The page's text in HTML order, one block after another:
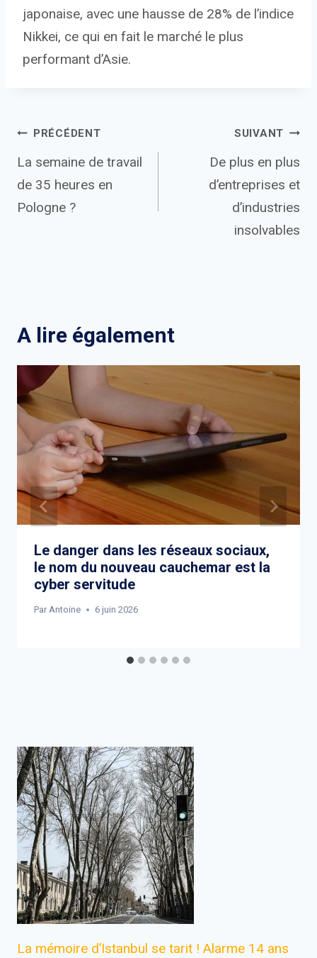
japonaise, avec une hausse de 28% de l’indice
Nikkei, ce qui en fait le marché le plus
performant d’Asie.
Navigation
de
l’article
PRÉCÉDENT
La semaine de travail
de 35 heures en
Pologne ?
SUIVANT
De plus en plus
d’entreprises et
d’industries
insolvables
A lire également
Le danger dans les réseaux sociaux,
le nom du nouveau cauchemar est la
cyber servitude
Par Antoine 6 juin 2026
La mémoire d’Istanbul se tarit ! Alarme 14 ans